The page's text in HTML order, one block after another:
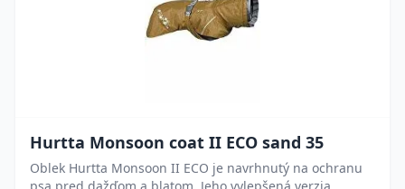
Hurtta Monsoon coat II ECO sand 35
Oblek Hurtta Monsoon II ECO je navrhnutý na ochranu